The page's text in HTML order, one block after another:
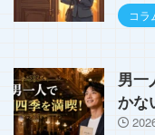
コラ
男一
かな